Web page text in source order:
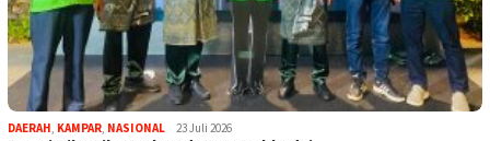
DAERAH, KAMPAR, NASIONAL 23 Juli 2026